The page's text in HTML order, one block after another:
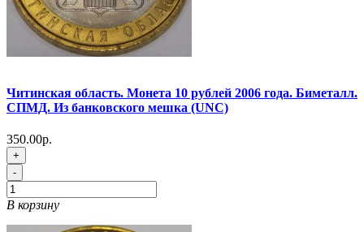
Читинская область. Монета 10 рублей 2006 года. Биметалл.
СПМД. Из банковского мешка (UNC)
350.00р.
+
-
В корзину